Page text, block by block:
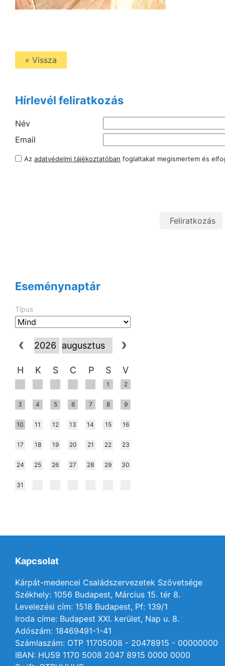
« Vissza
Hírlevél feliratkozás
Név
Email
Az adatvédelmi tájékoztatóban foglaltakat megismertem és
Eseménynaptár
Típus
H K S C P S V
1 2
3 4 5 6 7 8 9
10 11 12 13 14 15 16
17 18 19 20 21 22 23
24 25 26 27 28 29 30
31
Kapcsolat
Kárpát-medencei Családszervezetek Szövetsége
Székhely: 1056 Budapest, Március 15. tér 8.
Levelezési cím: 1518 Budapest, Pf: 139/1
Iroda címe: Budapest XXI. kerület, Nap u. 8.
Adószám: 18469491-1-41
Számlaszám: OTP 11705008 - 20478915 - 00000000
IBAN: HU59 1170 5008 2047 8915 0000 0000